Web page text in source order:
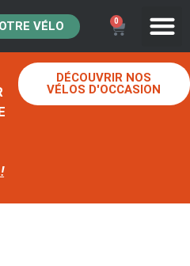
0
VÉLO
DÉCOUVRIR NOS
VÉLOS D'OCCASION